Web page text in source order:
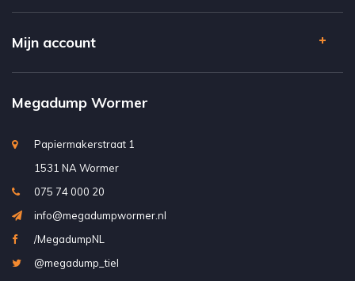
Mijn account
Megadump Wormer
Papiermakerstraat 1
1531 NA Wormer
075 74 000 20
info@megadumpwormer.nl
/MegadumpNL
@megadump_tiel